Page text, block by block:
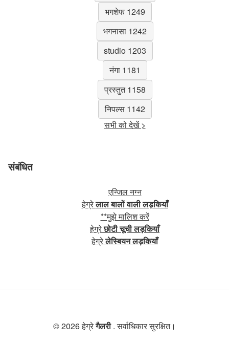
भगशेफ 1249
भगनासा 1242
studio 1203
नंगा 1181
प्रस्तुत 1158
निपल्स 1142
सभी को देखें >
संबंधित
एन्जिल नग्न
हेग्रेलाल बालों वाली लड़कियाँ
**मुझे मालिश करें
हेग्रेछोटी चूची लड़कियाँ
हेग्रेलेस्बियन लड़कियाँ
© 2026 हेग्रेगैलरी. सर्वाधिकार सुरक्षित।